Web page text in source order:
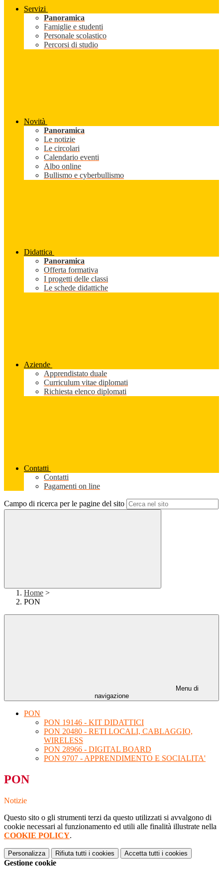
Servizi
Panoramica
Famiglie e studenti
Personale scolastico
Percorsi di studio
Novità
Panoramica
Le notizie
Le circolari
Calendario eventi
Albo online
Bullismo e cyberbullismo
Didattica
Panoramica
Offerta formativa
I progetti delle classi
Le schede didattiche
Aziende
Apprendistato duale
Curriculum vitae diplomati
Richiesta elenco diplomati
Contatti
Contatti
Pagamenti on line
Campo di ricerca per le pagine del sito
Home >
PON
Menu di
navigazione
PON
PON 19146 - KIT DIDATTICI
PON 20480 - RETI LOCALI, CABLAGGIO,
WIRELESS
PON 28966 - DIGITAL BOARD
PON 9707 - APPRENDIMENTO E SOCIALITA'
PON
Notizie
Questo sito o gli strumenti terzi da questo utilizzati si avvalgono di
cookie necessari al funzionamento ed utili alle finalità illustrate nella
COOKIE POLICY.
Personalizza Rifiuta tutti i cookies Accetta tutti i cookies
Gestione cookie